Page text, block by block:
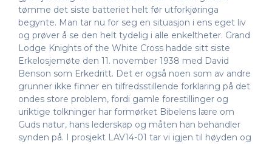
tømme det siste batteriet helt før utforkjøringa
begynte. Man tar nu for seg en situasjon i ens eget liv
og prøver å se den helt tydelig i alle enkeltheter. Grand
Lodge Knights of the White Cross hadde sitt siste
Erkelosjemøte den 11. november 1938 med David
Benson som Erkedritt. Det er også noen som av andre
grunner ikke finner en tilfredsstillende forklaring på det
ondes store problem, fordi gamle forestillinger og
uriktige tolkninger har formørket Bibelens lære om
Guds natur, hans lederskap og måten han behandler
synden på. I prosjekt LAV14-01 tar vi igjen til høyden og